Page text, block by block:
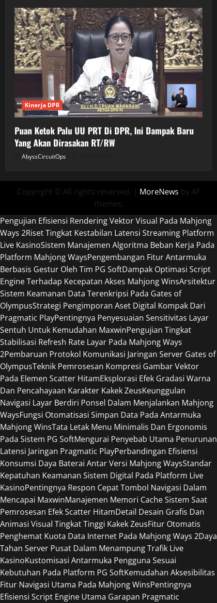
Kinerja DPR
Puan Ketok Palu UU PRT Di DPR, Ini Dampak Baru
Yang Akan Dirasakan RT/RW
AbyssCircuitOps
Copyright © All rights reserved. | MoreNews by AF
themes.
Pengujian Efisiensi Rendering Vektor Visual Pada Mahjong
Ways 2Riset Tingkat Kestabilan Latensi Streaming Platform
Live KasinoSistem Manajemen Algoritma Beban Kerja Pada
Platform Mahjong WaysPengembangan Fitur Antarmuka
Berbasis Gestur Oleh Tim PG SoftDampak Optimasi Script
Engine Terhadap Kecepatan Akses Mahjong WinsArsitektur
Sistem Keamanan Data Terenkripsi Pada Gates of
OlympusStrategi Pengimporan Aset Digital Kompak Dari
Pragmatic PlayPentingnya Penyesuaian Sensitivitas Layar
Sentuh Untuk Kemudahan MaxwinPengujian Tingkat
Stabilisasi Refresh Rate Layar Pada Mahjong Ways
2Pembaruan Protokol Komunikasi Jaringan Server Gates of
OlympusTeknik Pemrosesan Kompresi Gambar Vektor
Pada Elemen Scatter HitamEksplorasi Efek Gradasi Warna
Dan Pencahayaan Karakter Kakek ZeusKeunggulan
Navigasi Layar Berdiri Ponsel Dalam Menjalankan Mahjong
WaysFungsi Otomatisasi Simpan Data Pada Antarmuka
Mahjong WinsTata Letak Menu Minimalis Dan Ergonomis
Pada Sistem PG SoftMengurai Penyebab Utama Penurunan
Latensi Jaringan Pragmatic PlayPerbandingan Efisiensi
Konsumsi Daya Baterai Antar Versi Mahjong WaysStandar
Kepatuhan Keamanan Sistem Digital Pada Platform Live
KasinoPentingnya Respon Cepat Tombol Navigasi Dalam
Mencapai MaxwinManajemen Memori Cache Sistem Saat
Pemrosesan Efek Scatter HitamDetail Desain Grafis Dan
Animasi Visual Tingkat Tinggi Kakek ZeusFitur Otomatis
Penghemat Kuota Data Internet Pada Mahjong Ways 2Daya
Tahan Server Pusat Dalam Menampung Trafik Live
KasinoKustomisasi Antarmuka Pengguna Sesuai
Kebutuhan Pada Platform PG SoftKemudahan Aksesibilitas
Fitur Navigasi Utama Pada Mahjong WinsPentingnya
Efisiensi Script Engine Utama Garapan Pragmatic